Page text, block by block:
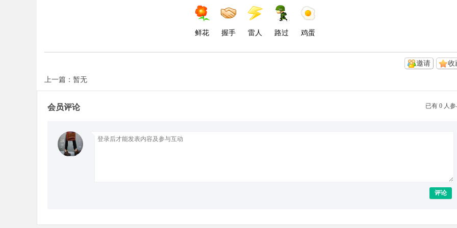
鲜花 握手 雷人 路过 鸡蛋
收
邀请
上一篇：暂无
已有 0 人
会员评论
评论